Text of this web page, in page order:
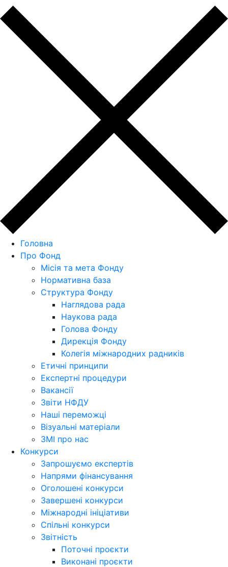
Головна
Про Фонд
Місія та мета Фонду
Нормативна база
Структура Фонду
Наглядова рада
Наукова рада
Голова Фонду
Дирекція Фонду
Колегія міжнародних радників
Етичні принципи
Експертні процедури
Вакансії
Звіти НФДУ
Наші переможці
Візуальні матеріали
ЗМІ про нас
Конкурси
Запрошуємо експертів
Напрями фінансування
Оголошені конкурси
Завершені конкурси
Міжнародні ініціативи
Спільні конкурси
Звітність
Поточні проєкти
Виконані проєкти